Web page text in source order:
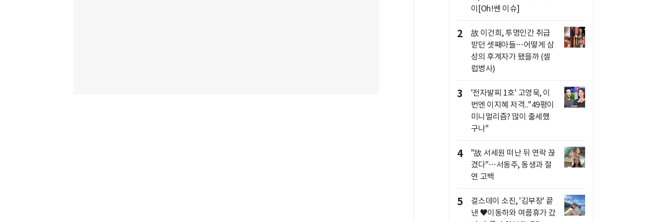
이[Oh!쎈 이슈]
2
故 이건희, 투명인간 취급
받던 셋째아들…어떻게 삼
성의 후계자가 됐을까 (셀
럽병사)
3
'전자발찌 1호' 고영욱, 이
번엔 이지혜 저격.."49평이
미니멀리즘? 많이 출세했
구나"
4
"故 서세원 떠난 뒤 연락 끊
겼다"…서동주, 동생과 절
연 고백
5
걸스데이 소진, '김부장' 끝
낸 ♥이동하와 여름휴가 갔